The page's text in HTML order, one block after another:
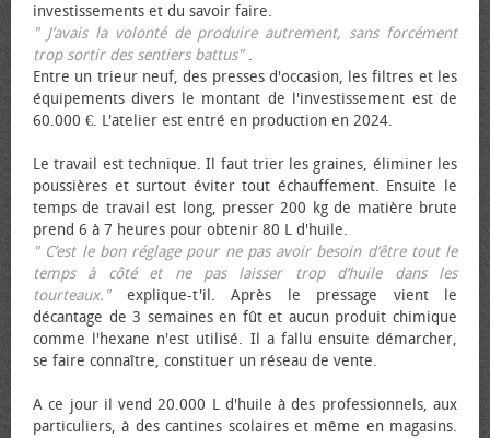
investissements et du savoir faire.
" J’avais la volonté de produire autrement, sans forcément
trop sortir des sentiers battus".
Entre un trieur neuf, des presses d'occasion, les filtres et les
équipements divers le montant de l'investissement est de
60.000 €. L'atelier est entré en production en 2024.
Le travail est technique. Il faut trier les graines, éliminer les
poussières et surtout éviter tout échauffement. Ensuite le
temps de travail est long, presser 200 kg de matière brute
prend 6 à 7 heures pour obtenir 80 L d'huile.
" C’est le bon réglage pour ne pas avoir besoin d’être tout le
temps à côté et ne pas laisser trop d’huile dans les
tourteaux."explique-t'il. Après le pressage vient le
décantage de 3 semaines en fût et aucun produit chimique
comme l'hexane n'est utilisé. Il a fallu ensuite démarcher,
se faire connaître, constituer un réseau de vente.
A ce jour il vend 20.000 L d'huile à des professionnels, aux
particuliers, à des cantines scolaires et même en magasins.